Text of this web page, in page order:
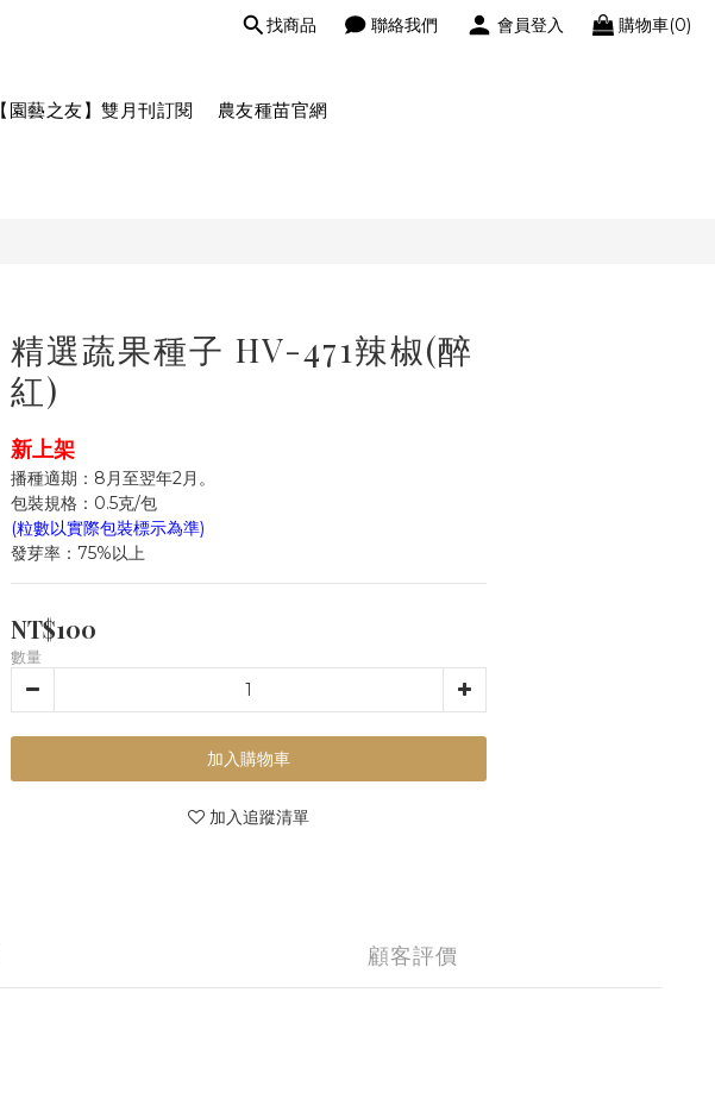
找商品 聯絡我們 會員登入 購物車(0)
【園藝之友】雙月刊訂閱 農友種苗官網
精選蔬果種子 HV-471辣椒(醉
紅)
新上架
播種適期：8月至翌年2月。
包裝規格：0.5克/包
(粒數以實際包裝標示為準)
發芽率：75%以上
NT$100
數量
加入購物車
加入追蹤清單
顧客評價